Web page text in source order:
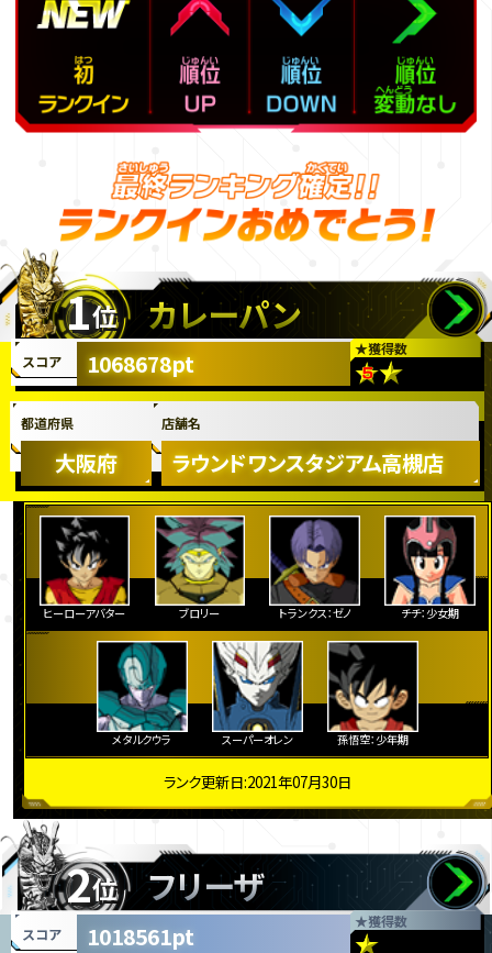
1位 カレーパン
★獲得数
スコア 1068678pt
都道府県
大阪府
店舗名
ラウンドワンスタジアム高槻店
ヒーローアバター ブロリー トランクス：ゼノ チチ：少女期
メタルクウラ スーパーオレン 孫悟空：少年期
ランク更新日:2021年07月30日
2位 フリーザ
★獲得数
スコア 1018561pt